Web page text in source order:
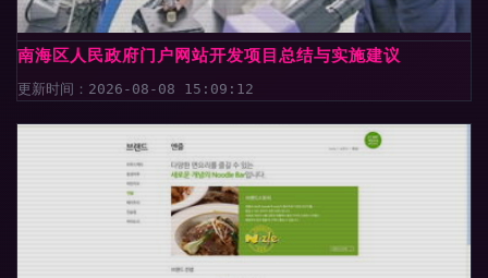
南海区人民政府门户网站开发项目总结与实施建议
更新时间：2026-08-08 15:09:12